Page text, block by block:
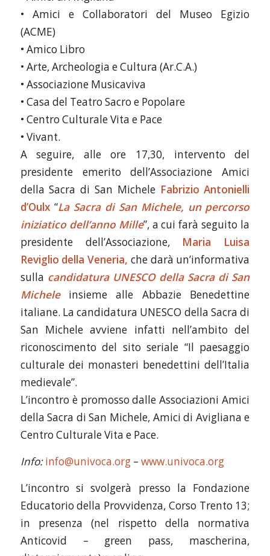
• Amici e Collaboratori del Museo Egizio
(ACME)
• Amico Libro
• Arte, Archeologia e Cultura (Ar.C.A.)
• Associazione Musicaviva
• Casa del Teatro Sacro e Popolare
• Centro Culturale Vita e Pace
• Vivant.
A seguire, alle ore 17,30, intervento del
presidente emerito dell’Associazione Amici
della Sacra di San Michele Fabrizio Antonielli
d’Oulx “La Sacra di San Michele, un percorso
iniziatico dell’anno Mille”, a cui farà seguito la
presidente dell’Associazione, Maria Luisa
Reviglio della Veneria, che darà un’informativa
sulla candidatura UNESCO della Sacra di San
Michele
insieme alle Abbazie Benedettine
italiane. La candidatura UNESCO della Sacra di
San Michele avviene infatti nell’ambito del
riconoscimento del sito seriale “Il paesaggio
culturale dei monasteri benedettini dell’Italia
medievale”.
L’incontro è promosso dalle Associazioni Amici
della Sacra di San Michele, Amici di Avigliana e
Centro Culturale Vita e Pace.
Info: info@univoca.org– www.univoca.org
L’incontro si svolgerà presso la Fondazione
Educatorio della Provvidenza, Corso Trento 13;
in presenza (nel rispetto della normativa
Anticovid – green pass, mascherina,